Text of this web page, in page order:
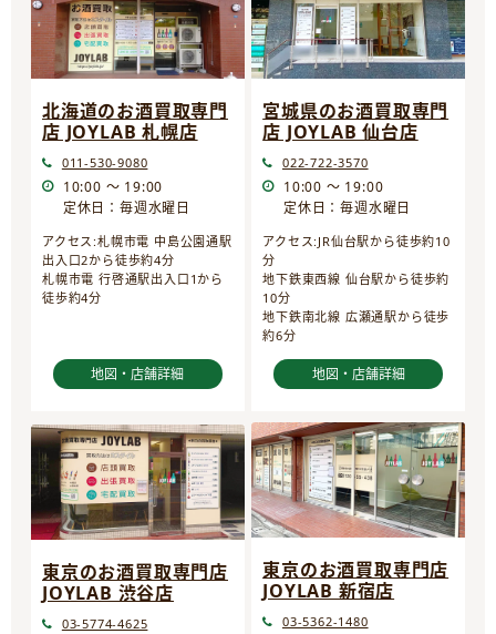
北海道のお酒買取専門
店 JOYLAB 札幌店
011-530-9080
10:00 ～ 19:00
定休日：毎週水曜日
アクセス:札幌市電 中島公園通駅
出入口2から徒歩約4分
札幌市電 行啓通駅出入口1から
徒歩約4分
地図・店舗詳細
宮城県のお酒買取専門
店 JOYLAB 仙台店
022-722-3570
10:00 ～ 19:00
定休日：毎週水曜日
アクセス:JR仙台駅から徒歩約10
分
地下鉄東西線 仙台駅から徒歩約
10分
地下鉄南北線 広瀬通駅から徒歩
約6分
地図・店舗詳細
東京のお酒買取専門店
JOYLAB 渋谷店
03-5774-4625
東京のお酒買取専門店
JOYLAB 新宿店
03-5362-1480